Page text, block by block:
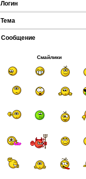
Логин
Тема
Сообщение
Смайлики